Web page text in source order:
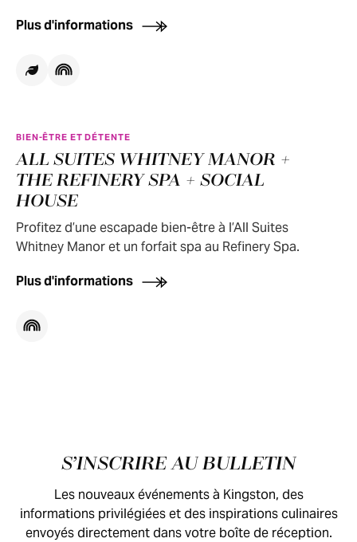
Plus d'informations
BIEN-ÊTRE ET DÉTENTE
ALL SUITES WHITNEY MANOR +
THE REFINERY SPA + SOCIAL
HOUSE
Profitez d’une escapade bien-être à l’All Suites
Whitney Manor et un forfait spa au Refinery Spa.
Plus d'informations
Pied de pageS’INSCRIRE AU BULLETIN
Les nouveaux événements à Kingston, des
informations privilégiées et des inspirations culinaires
envoyés directement dans votre boîte de réception.